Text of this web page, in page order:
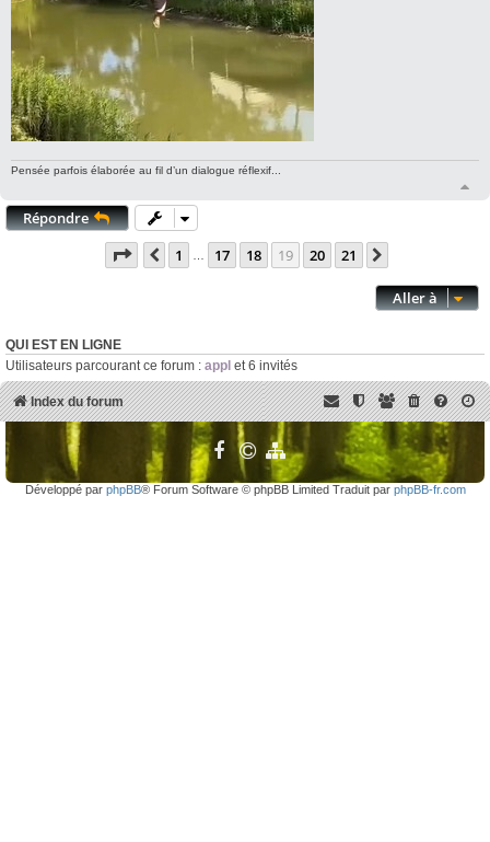
Pensée parfois élaborée au fil d’un dialogue réflexif...
Répondre
Page
19 sur 21
Précédente
1 … 17 18 19 20 21
Aller à
QUI EST EN LIGNE
Utilisateurs parcourant ce forum : appl et 6 invités
Index du forum
Développé par phpBB® Forum Software © phpBB Limited Traduit par phpBB-fr.com